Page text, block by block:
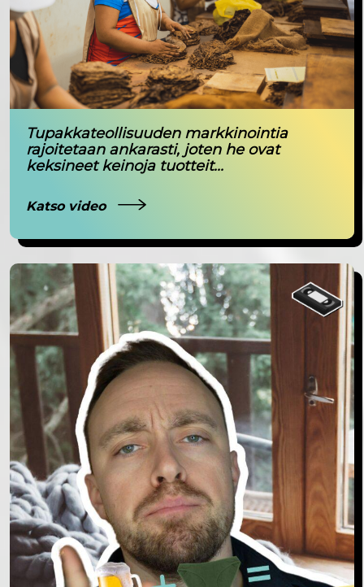
Tupakkateollisuuden markkinointia
rajoitetaan ankarasti, joten he ovat
keksineet keinoja tuotteit...
Katso video